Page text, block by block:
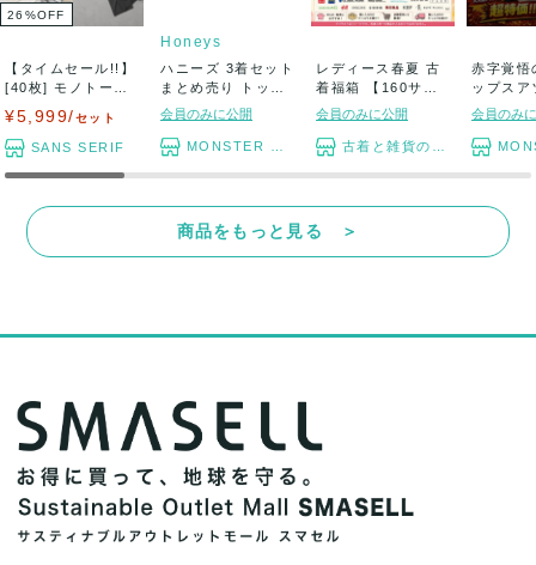
26 %OFF
【タイムセール!!】
[40枚] モノトーン
¥5,999/セット
SANS SERIF
Honeys
ハニーズ 3着セット
まとめ売り トップ
ス ボトム...
会員のみに公開
MONSTER TYM
レディース春夏 古
着福箱 【160サイ
ズ段ボール】...
会員のみに公開
古着と雑貨のスタート
赤字覚悟
ップスア
ット ま
会員のみ
商品をもっと見る ＞